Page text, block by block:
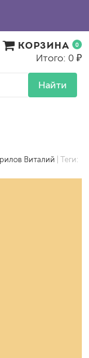
Найти
КОРЗИНА 0
Итого: 0 ₽
Виталий | Теги: